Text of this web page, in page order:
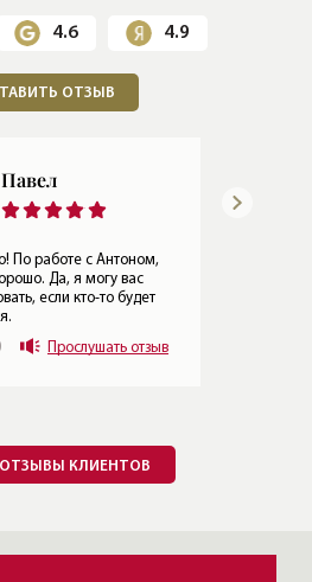
4.6 4.9
ОТЗЫВ
Дмитрий
Станиславович
Вообще
Однозначно, я могу
Прослушать отзыв
ОТЗЫВЫ КЛИЕНТОВ